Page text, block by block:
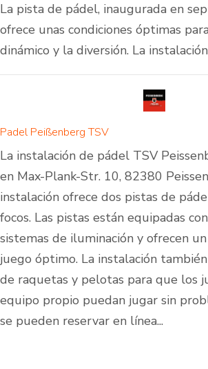
La pista de pádel, inaugurada en
ofrece unas condiciones óptimas
dinámico y la diversión. La
Padel Peißenberg TSV
La instalación de pádel TSV
en Max-Plank-Str. 10, 82380
instalación ofrece dos pistas de
focos. Las pistas están equipadas
sistemas de iluminación y ofrecen
juego óptimo. La instalación
de raquetas y pelotas para que los
equipo propio puedan jugar sin
se pueden reservar en línea...